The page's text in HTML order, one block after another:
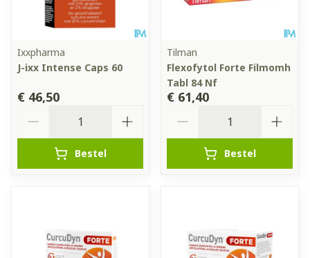
Ixxpharma
J-ixx Intense Caps 60
€ 46,50
Bestel
Tilman
Flexofytol Forte Filmomh
Tabl 84 Nf
€ 61,40
Bestel